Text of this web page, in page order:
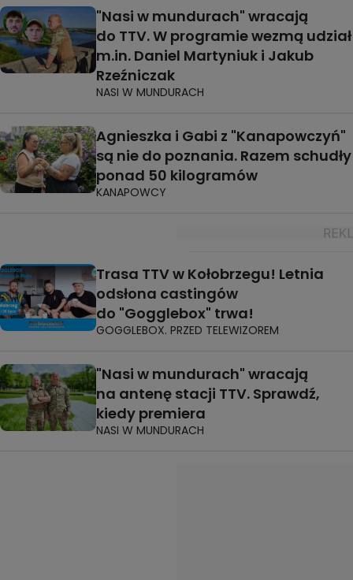
"Nasi w mundurach" wracają
do TTV. W programie wezmą udział
m.in. Daniel Martyniuk i Jakub
Rzeźniczak
NASI W MUNDURACH
Agnieszka i Gabi z "Kanapowczyń"
są nie do poznania. Razem schudły
ponad 50 kilogramów
KANAPOWCY
Trasa TTV w Kołobrzegu! Letnia
odsłona castingów
do "Gogglebox" trwa!
GOGGLEBOX. PRZED TELEWIZOREM
"Nasi w mundurach" wracają
na antenę stacji TTV. Sprawdź,
kiedy premiera
NASI W MUNDURACH